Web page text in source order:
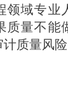
领域专业
质量不能
质量风险